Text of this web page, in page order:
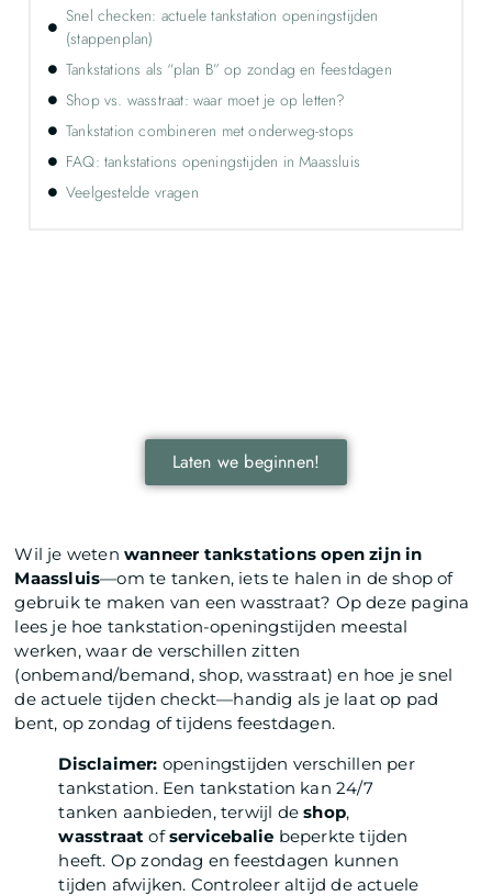
Wil je wetenwanneer tankstations open zijn in
Maassluis—om te tanken, iets te halen in de shop of
gebruik te maken van een wasstraat? Op deze pagina
lees je hoe tankstation-openingstijden meestal
werken, waar de verschillen zitten
(onbemand/bemand, shop, wasstraat) en hoe je snel
de actuele tijden checkt—handig als je laat op pad
bent, op zondag of tijdens feestdagen.
Disclaimer: openingstijden verschillen per
tankstation. Een tankstation kan 24/7
tanken aanbieden, terwijl deshop,
wasstraat ofservicebalie beperkte tijden
heeft. Op zondag en feestdagen kunnen
tijden afwijken. Controleer altijd de actuele
Snel checken: actuele tankstation openingstijden
(stappenplan)
Tankstations als “plan B” op zondag en feestdagen
Shop vs. wasstraat: waar moet je op letten?
Tankstation combineren met onderweg-stops
FAQ: tankstations openingstijden in Maassluis
Veelgestelde vragen
Laten we beginnen!